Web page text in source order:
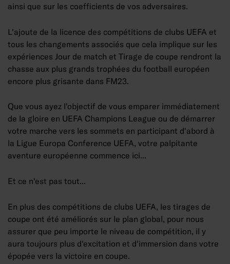
ainsi que sur les coefficients de vos adversaires.
L'ajoute de la licence des compétitions de clubs UEFA et
tous les changements associés que cela implique sur les
expériences Jour de match et Tirage de coupe rendront la
chasse aux plus grands trophées du football européen
encore plus grisante dans FM23.
Que vous ayez l'objectif de vous emparer immédiatement
de la gloire en UEFA Champions League ou de démarrer
votre marche vers les sommets en participant d'abord à
la Ligue Europa Conference UEFA, votre palpitante
aventure européenne commence ici...
Et ce n'est pas tout...
En plus des compétitions de clubs UEFA, les tirages de
coupe ont été améliorés sur le plan global, pour nous
assurer que peu importe le niveau de compétition, il y
aura toujours plus d'excitation et d'immersion dans votre
épopée vers la victoire en coupe.